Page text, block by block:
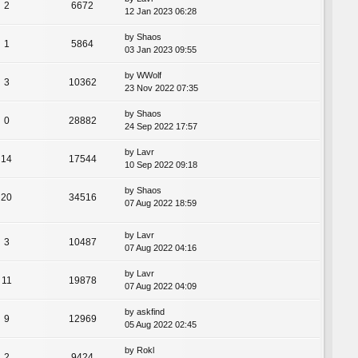
2 6672
12 Jan 2023 06:28
1 5864
by Shaos
03 Jan 2023 09:55
3 10362
by WWolf
23 Nov 2022 07:35
0 28882
by Shaos
24 Sep 2022 17:57
14 17544
by
Lavr
10 Sep 2022 09:18
20 34516
by Shaos
07 Aug 2022 18:59
3 10487
by
Lavr
07 Aug 2022 04:16
11 19878
by
Lavr
07 Aug 2022 04:09
9 12969
by askfind
05 Aug 2022 02:45
by Rokl